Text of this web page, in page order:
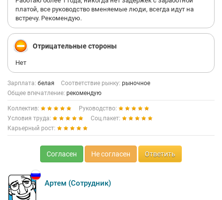
платой, все руководство вменяемые люди, всегда идут на
встречу. Рекомендую.
Отрицательные стороны
Нет
Зарплата: белая Соответствие рынку: рыночное
Общее впечатление: рекомендую
Коллектив:
Руководство:
Условия труда:
Соц.пакет:
Карьерный рост:
Согласен Не согласен Ответить
Артем (Сотрудник)